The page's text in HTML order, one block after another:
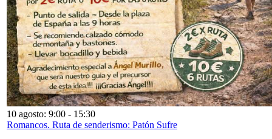
10 agosto: 9:00 - 15:30
Romancos. Ruta de senderismo: Patón Sufre